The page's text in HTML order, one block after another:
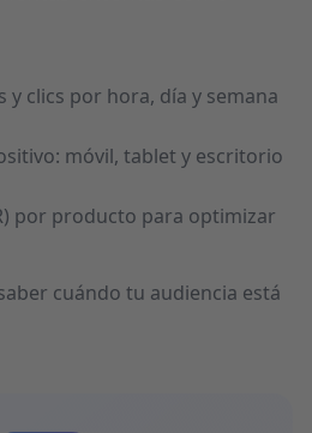
y clics por hora, día y semana
móvil, tablet y escritorio
por producto para optimizar
cuándo tu audiencia está